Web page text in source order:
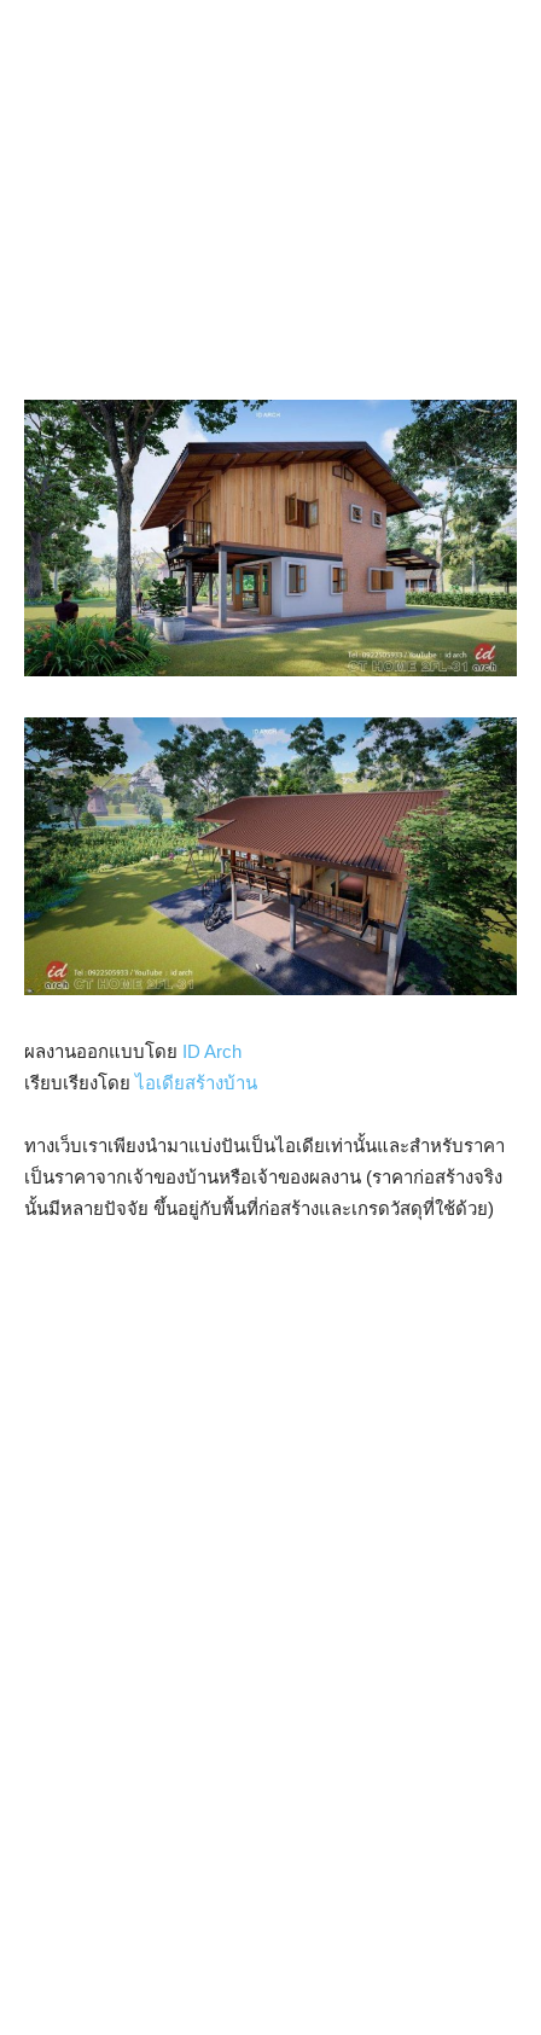
ผลงานออกแบบโดย ID Arch
เรียบเรียงโดยไอเดียสร้างบ้าน
ทางเว็บเราเพียงนำมาแบ่งปันเป็นไอเดียเท่านั้นและสำหรับราคา
เป็นราคาจากเจ้าของบ้านหรือเจ้าของผลงาน (ราคาก่อสร้างจริง
นั้นมีหลายปัจจัย ขึ้นอยู่กับพื้นที่ก่อสร้างและเกรดวัสดุที่ใช้ด้วย)